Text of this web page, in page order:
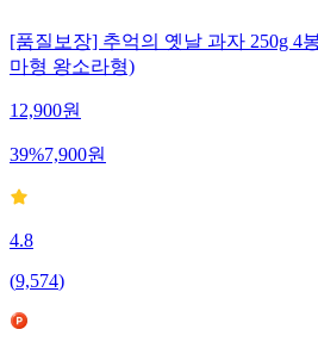
[품질보장] 추억의 옛날 과자 250g 4
마형 왕소라형)
12,900원
39%7,900원
4.8
(9,574)